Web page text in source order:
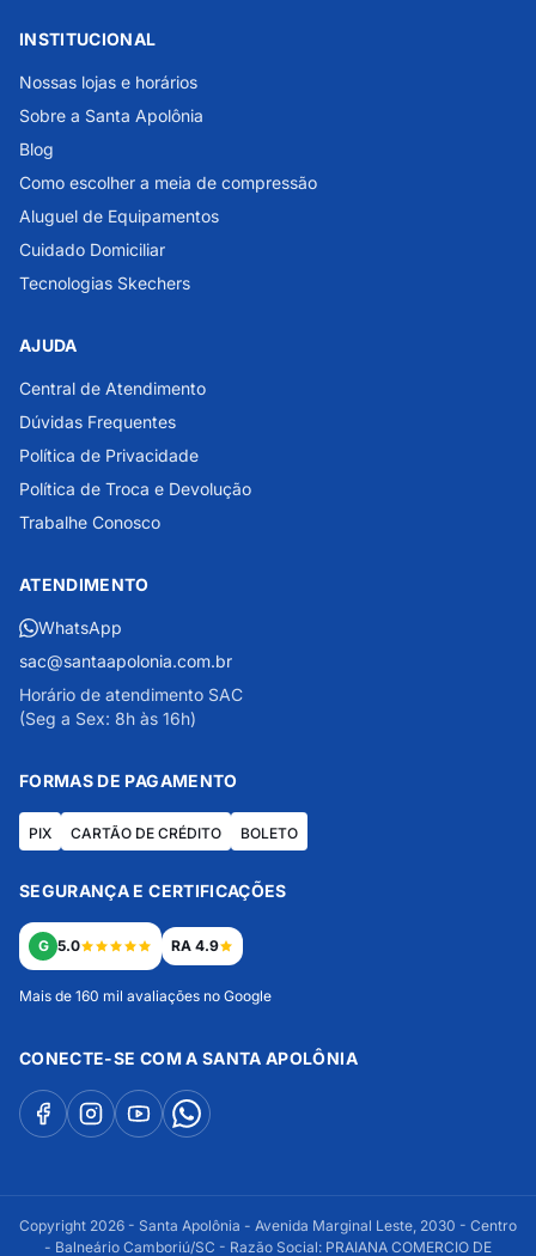
INSTITUCIONAL
Nossas lojas e horários
Sobre a Santa Apolônia
Blog
Como escolher a meia de compressão
Aluguel de Equipamentos
Cuidado Domiciliar
Tecnologias Skechers
AJUDA
Central de Atendimento
Dúvidas Frequentes
Política de Privacidade
Política de Troca e Devolução
Trabalhe Conosco
ATENDIMENTO
WhatsApp
sac@santaapolonia.com.br
Horário de atendimento SAC
(Seg a Sex: 8h às 16h)
FORMAS DE PAGAMENTO
PIX CARTÃO DE CRÉDITO BOLETO
SEGURANÇA E CERTIFICAÇÕES
G 5.0 RA 4.9
Mais de 160 mil avaliações no Google
CONECTE-SE COM A SANTA APOLÔNIA
Copyright 2026 - Santa Apolônia - Avenida Marginal Leste, 2030 - Centro
- Balneário Camboriú/SC - Razão Social: PRAIANA COMERCIO DE